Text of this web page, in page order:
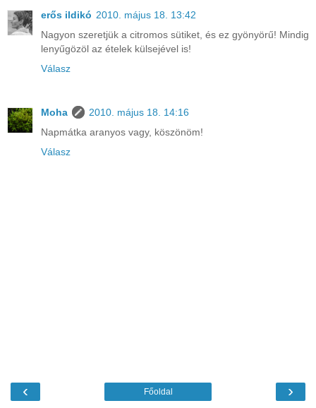
erős ildikó 2010. május 18. 13:42
Nagyon szeretjük a citromos sütiket, és ez gyönyörű! Mindig
lenyűgözöl az ételek külsejével is!
Válasz
Moha
2010. május 18. 14:16
Napmátka aranyos vagy, köszönöm!
Válasz
‹ ›
Főoldal